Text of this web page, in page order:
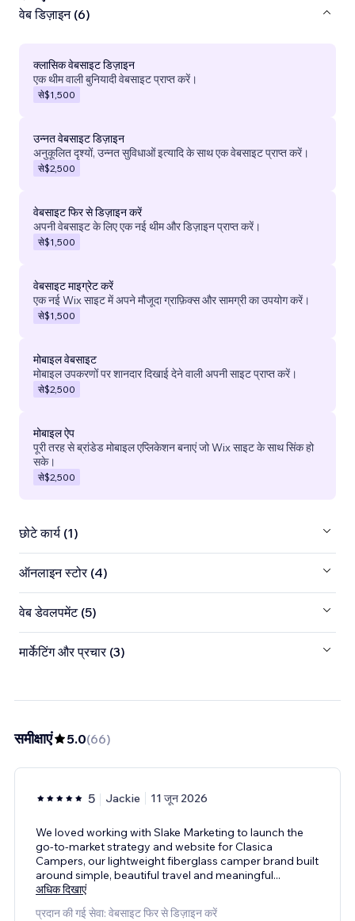
वेब डिज़ाइन (6)
क्लासिक वेबसाइट डिज़ाइन
एक थीम वाली बुनियादी वेबसाइट प्राप्त करें।
से$1,500
उन्नत वेबसाइट डिज़ाइन
अनुकूलित दृश्यों, उन्नत सुविधाओं इत्यादि के साथ एक वेबसाइट प्राप्त करें।
से$2,500
वेबसाइट फिर से डिज़ाइन करें
अपनी वेबसाइट के लिए एक नई थीम और डिज़ाइन प्राप्त करें।
से$1,500
वेबसाइट माइग्रेट करें
एक नई Wix साइट में अपने मौजूदा ग्राफ़िक्स और सामग्री का उपयोग करें।
से$1,500
मोबाइल वेबसाइट
मोबाइल उपकरणों पर शानदार दिखाई देने वाली अपनी साइट प्राप्त करें।
से$2,500
मोबाइल ऐप
पूरी तरह से ब्रांडेड मोबाइल एप्लिकेशन बनाएं जो Wix साइट के साथ सिंक हो
सके।
से$2,500
छोटे कार्य (1)
ऑनलाइन स्टोर (4)
वेब डेवलपमेंट (5)
मार्केटिंग और प्रचार (3)
समीक्षाएं 5.0(66)
5 Jackie 11 जून 2026
We loved working with Slake Marketing to launch the
go-to-market strategy and website for Clasica
Campers, our lightweight fiberglass camper brand built
around simple, beautiful travel and meaningful...
अधिक दिखाएं
प्रदान की गई सेवा: वेबसाइट फिर से डिज़ाइन करें